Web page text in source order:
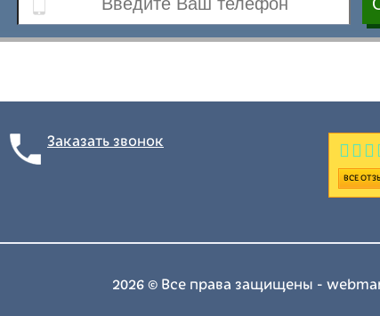
Заказать звонок
ВСЕ
2026 © Все права защищены -